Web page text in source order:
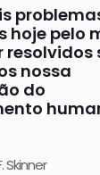
hoje pelo
resolvidos
nossa
do
Skinner